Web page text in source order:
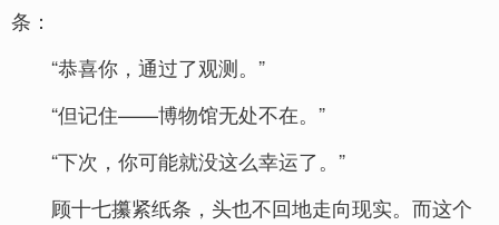
条：
“恭喜你，通过了观测。”
“但记住——博物馆无处不在。”
“下次，你可能就没这么幸运了。”
顾十七攥紧纸条，头也不回地走向现实。而这个